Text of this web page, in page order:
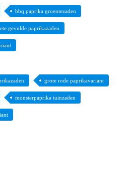
bbq paprika groentezaden
gevulde paprikazaden
grote rode paprikavariant
monsterpaprika tuinzaden